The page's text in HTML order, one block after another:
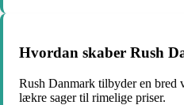
Hvordan skaber Rush
Rush Danmark tilbyder en bred
lækre sager til rimelige priser.